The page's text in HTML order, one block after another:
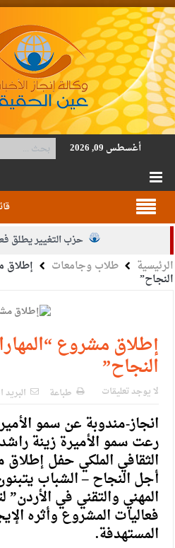
أغسطس 09, 2026
حزب التغيير يطلق
الجيش يفتح باب التجنيد
الإسلامية
الأمن يتلف 16 مليون حبة كبتاجون و1480 كغم مواد مخدرة
القاضي يلتقي رؤساء تحرير
النواب على شراكة
دعوة المكلفين بخدمة العلم
العلم
الرئيسية طلاب وجامعات إطلاق
النجاح”
إطلاق مشروع
النجاح”
لا يوجد تعليقات طباعة البريد
انجاز-مندوبة عن سمو
رعت سمو الأميرة زينة
الثقافي الملكي حفل
أجل النجاح – الشباب
المهني والتقني في
فعاليات المشروع وأثره
المستهدفة.